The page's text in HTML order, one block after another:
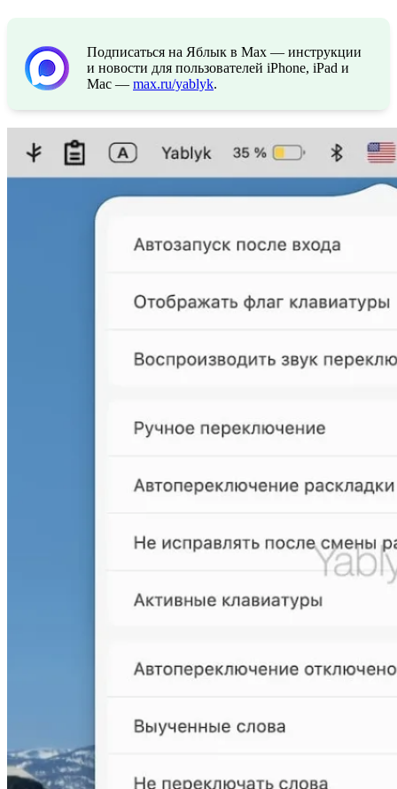
Подписаться на Яблык в Max — инструкции
и новости для пользователей iPhone, iPad и
Mac — max.ru/yablyk.